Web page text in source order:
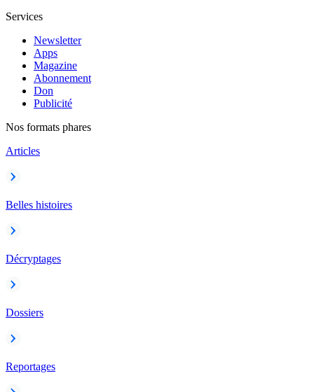
Services
Newsletter
Apps
Magazine
Abonnement
Don
Publicité
Nos formats phares
Articles
Belles histoires
Décryptages
Dossiers
Reportages